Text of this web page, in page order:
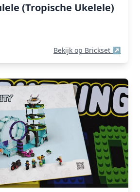
(Tropische Ukelele)
Bekijk op Brickset ↗